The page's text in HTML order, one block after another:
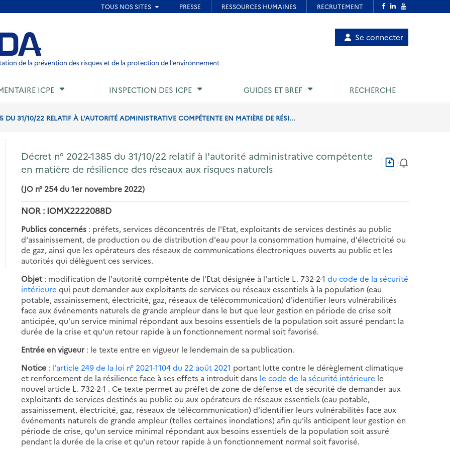
de page
de la prévention des risques et de la protection de l'environnement
Menu
utilisateur
Se connecter
ICPE INSPECTION DES ICPE GUIDES ET BREF RECHERCHE
DU 31/10/22 RELATIF À L'AUTORITÉ ADMINISTRATIVE COMPÉTENTE EN MATIÈRE DE RÉSI...
Décret n° 2022-1385 du 31/10/22 relatif à l'autorité administrative compétente
en matière de résilience des réseaux aux risques naturels
Télécharger
au
format
(JO n° 254 du 1er novembre 2022)
NOR : IOMX2222088D
Publics concernés : préfets, services déconcentrés de l'Etat, exploitants de services destinés au public
d'assainissement, de production ou de distribution d'eau pour la consommation humaine, d'électricité ou
de gaz, ainsi que les opérateurs des réseaux de communications électroniques ouverts au public et les
autorités qui délèguent ces services.
Objet: modification de l'autorité compétente de l'Etat désignée à l'article L. 732-2-1du code de la sécurité
intérieure qui peut demander aux exploitants de services ou réseaux essentiels à la population (eau
potable, assainissement, électricité, gaz, réseaux de télécommunication) d'identifier leurs vulnérabilités
face aux événements naturels de grande ampleur dans le but que leur gestion en période de crise soit
anticipée, qu'un service minimal répondant aux besoins essentiels de la population soit assuré pendant la
durée de la crise et qu'un retour rapide à un fonctionnement normal soit favorisé.
Entrée en vigueur : le texte entre en vigueur le lendemain de sa publication.
Notice : l'article 249 de la loi n° 2021-1104 du 22 août 2021 portant lutte contre le dérèglement climatique
et renforcement de la résilience face à ses effets a introduit dans le code de la sécurité intérieure le
nouvel article L. 732-2-1 . Ce texte permet au préfet de zone de défense et de sécurité de demander aux
exploitants de services destinés au public ou aux opérateurs de réseaux essentiels (eau potable,
assainissement, électricité, gaz, réseaux de télécommunication) d'identifier leurs vulnérabilités face aux
événements naturels de grande ampleur (telles certaines inondations) afin qu'ils anticipent leur gestion en
période de crise, qu'un service minimal répondant aux besoins essentiels de la population soit assuré
pendant la durée de la crise et qu'un retour rapide à un fonctionnement normal soit favorisé.